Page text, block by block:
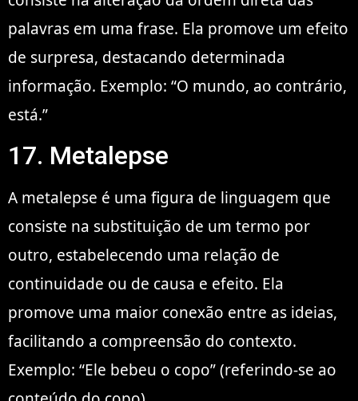
palavras em uma frase. Ela promove um efeito
de surpresa, destacando determinada
informação. Exemplo: “O mundo, ao contrário,
está.”
17. Metalepse
A metalepse é uma figura de linguagem que
consiste na substituição de um termo por
outro, estabelecendo uma relação de
continuidade ou de causa e efeito. Ela
promove uma maior conexão entre as ideias,
facilitando a compreensão do contexto.
Exemplo: “Ele bebeu o copo” (referindo-se ao